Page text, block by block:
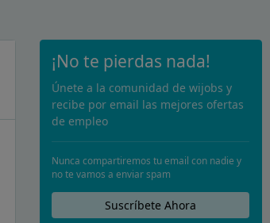
¡No te pierdas nada!
Únete a la comunidad de wijobs y
recibe por email las mejores ofertas
de empleo
Nunca compartiremos tu email con nadie y
no te vamos a enviar spam
Suscríbete Ahora